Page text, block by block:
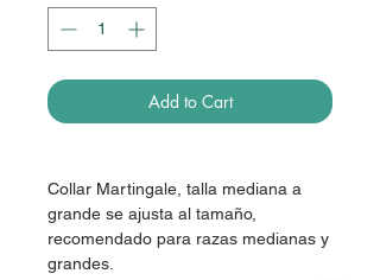
Add to Cart
Collar Martingale, talla mediana a
grande se ajusta al tamaño,
recomendado para razas medianas y
grandes.